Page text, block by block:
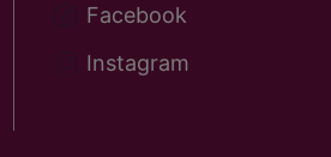
Facebook
Instagram